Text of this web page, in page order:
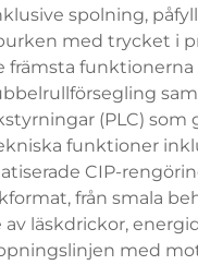
spolning,
med trycket i
främsta
(PLC) som
funktioner
CIP-
från smala
läskdrickor,
med